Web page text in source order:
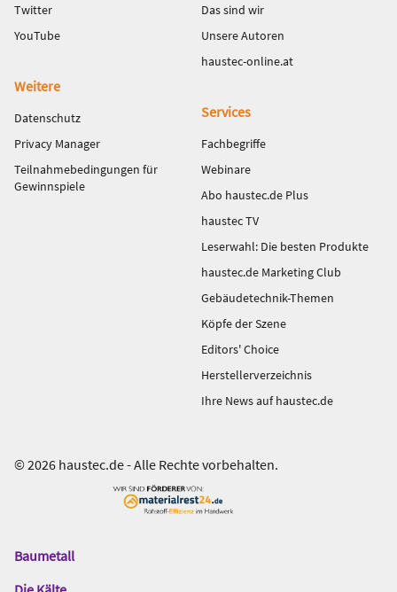
Twitter
YouTube
Das sind wir
Unsere Autoren
haustec-online.at
Weitere
Datenschutz
Privacy Manager
Teilnahmebedingungen für
Gewinnspiele
Services
Fachbegriffe
Webinare
Abo haustec.de Plus
haustec TV
Leserwahl: Die besten Produkte
haustec.de Marketing Club
Gebäudetechnik-Themen
Köpfe der Szene
Editors' Choice
Herstellerverzeichnis
Ihre News auf haustec.de
© 2026 haustec.de - Alle Rechte vorbehalten.
Das
Gentner
Baumetall